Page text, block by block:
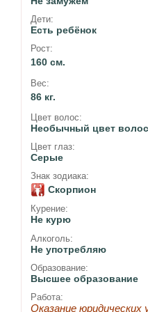
Дети:
Есть ребёнок
Рост:
160 см.
Вес:
86 кг.
Цвет волос:
Необычный цвет волос
Цвет глаз:
Серые
Знак зодиака:
Скорпион
Курение:
Не курю
Алкоголь:
Не употребляю
Образование:
Высшее образование
Работа:
Оказание юридических